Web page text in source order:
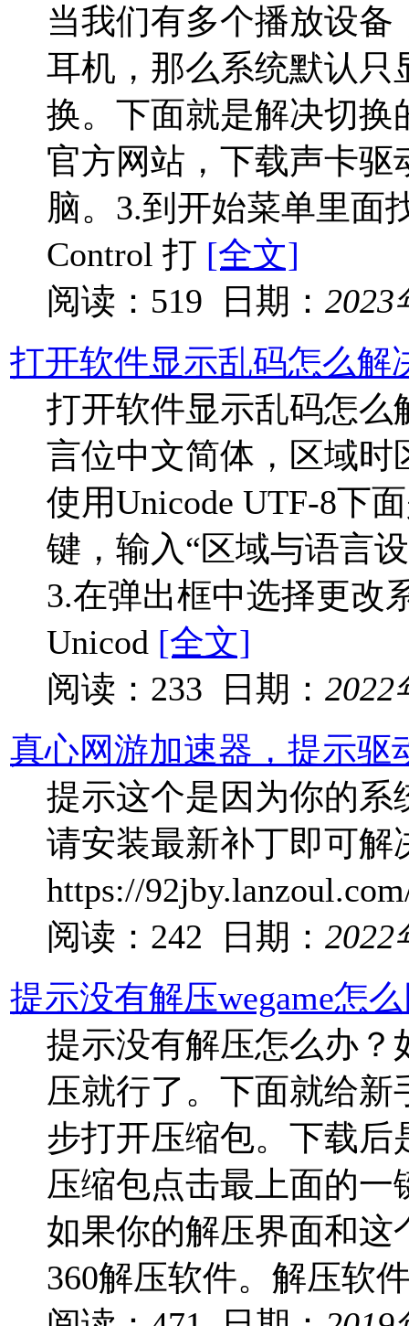
当我们有多个播放设
耳机，那么系统默认只
换。下面就是解决切换
官方网站，下载声卡驱
脑。3.到开始菜单里面
Control 打 [全文]
阅读：519 日期： 2023
打开软件显示乱码怎么解
打开软件显示乱码怎么
言位中文简体，区域时
使用Unicode UTF-8下
键，输入“区域与语言
3.在弹出框中选择更改
Unicod [全文]
阅读：233 日期： 2022
真心网游加速器，提示驱
提示这个是因为你的系
请安装最新补丁即可解
https://
阅读：242 日期： 2022
提示没有解压wegame怎
提示没有解压怎么办？
压就行了。下面就给
步打开压缩包。下载
压缩包点击最上面的
如果你的解压界面和
360解压软件。解压软